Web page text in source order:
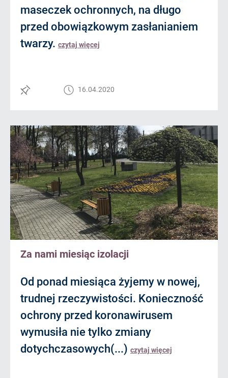
maseczek ochronnych, na długo
przed obowiązkowym zasłanianiem
twarzy. czytaj więcej
16.04.2020
Za nami miesiąc izolacji
Od ponad miesiąca żyjemy w nowej,
trudnej rzeczywistości. Konieczność
ochrony przed koronawirusem
wymusiła nie tylko zmiany
dotychczasowych(...) czytaj więcej